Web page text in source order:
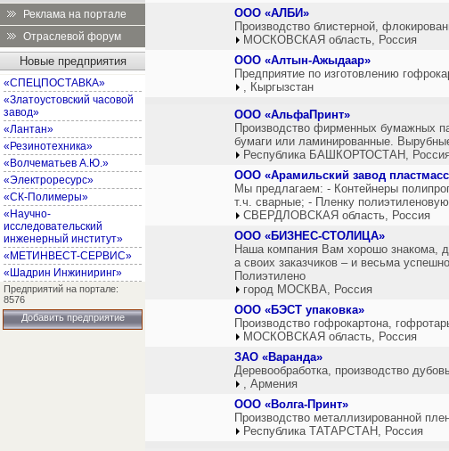
Реклама на портале
Отраслевой форум
Новые предприятия
«СПЕЦПОСТАВКА»
«Златоустовский часовой
завод»
«Лантан»
«Резинотехника»
«Волчематьев А.Ю.»
«Электроресурс»
«СК-Полимеры»
«Научно-
исследовательский
инженерный институт»
«МЕТИНВЕСТ-СЕРВИС»
«Шадрин Инжиниринг»
Предприятий на портале:
8576
Добавить предприятие
ООО «АЛБИ»
Производство блистерной,
МОСКОВСКАЯ область, Россия
ООО «Алтын-Ажыдаар»
Предприятие по изготовлению
, Кыргызстан
ООО «АльфаПринт»
Производство фирменных бумажных
бумаги или ламинированные.
Республика БАШКОРТОСТАН,
ООО «Арамильский завод
Мы предлагаем: - Контейнеры
т.ч. сварные; - Пленку
СВЕРДЛОВСКАЯ область, Россия
ООО «БИЗНЕС-СТОЛИЦА»
Наша компания Вам хорошо знакома,
а своих заказчиков – и весьма
Полиэтилено
город МОСКВА, Россия
ООО «БЭСТ упаковка»
Производство гофрокартона,
МОСКОВСКАЯ область, Россия
ЗАО «Варанда»
Деревообработка, производство
, Армения
ООО «Волга-Принт»
Производство металлизированной
Республика ТАТАРСТАН, Россия